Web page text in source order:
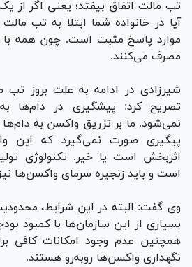
تب مالت اتفاق بیفتد؛ یعنی اگر از
موارد پاسخ مثبت است. چون همه با
مصرف می‌کنند.
شیرزادی در ادامه به علت بروز تب
تصریح کرد: پیشگیری در دام‌ها
نمی‌شود. ما بر تزریق واکسن به
پیگیری صورت نمی‌گیرد که این
اثربخش است یا خیر. تکنولوژی
است و باید زنجیره سرمای واکسن‌ها
وی گفت: البته در این شرایط،
بسیاری از این سازمان‌ها با کمبود
همچنین عدم وجود امکانات کافی
نگهداری واکسن‌ها روبه‌رو هستند.